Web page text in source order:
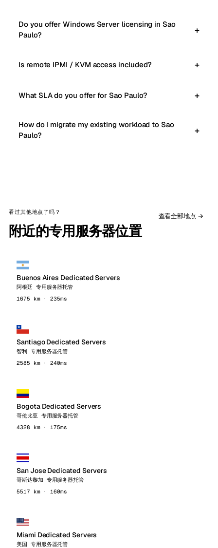
Do you offer Windows Server licensing in Sao
Paulo?
Is remote IPMI / KVM access included?
What SLA do you offer for Sao Paulo?
How do I migrate my existing workload to Sao
Paulo?
看过其他地点了吗？
附近的专用服务器位置
查看全部地点 →
Buenos Aires Dedicated Servers
阿根廷 专用服务器托管
1675 km · 235ms
Santiago Dedicated Servers
智利 专用服务器托管
2585 km · 240ms
Bogota Dedicated Servers
哥伦比亚 专用服务器托管
4328 km · 175ms
San Jose Dedicated Servers
哥斯达黎加 专用服务器托管
5517 km · 160ms
Miami Dedicated Servers
美国 专用服务器托管